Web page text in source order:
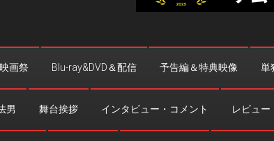
画祭 Blu-ray&DVD＆配信 予告編＆特典映像 単
男 舞台挨拶 インタビュー・コメント レビュー